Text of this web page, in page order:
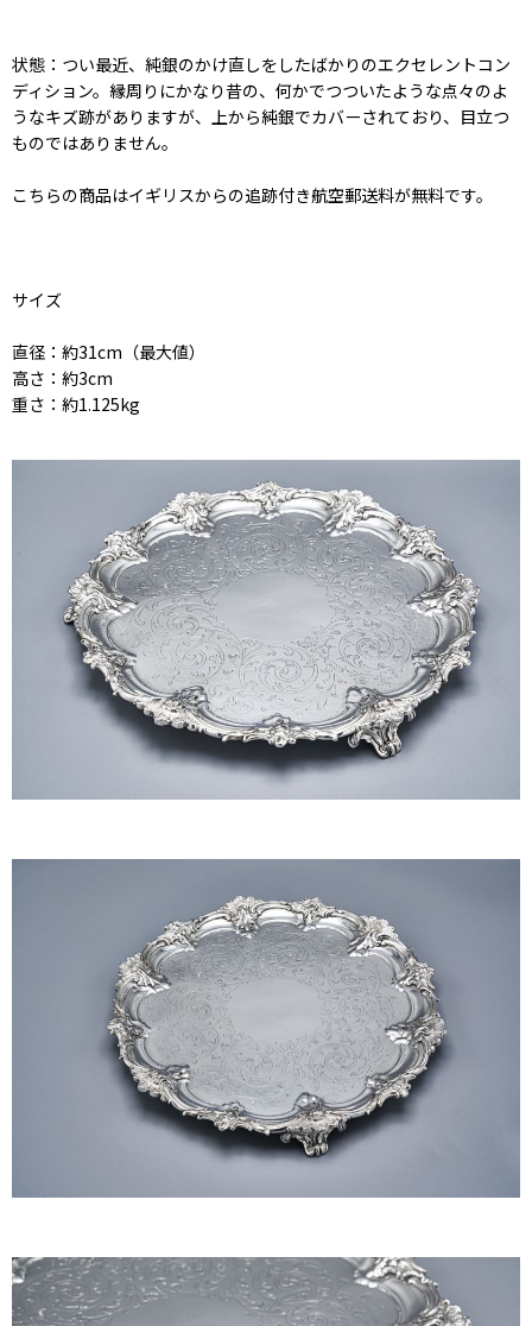
状態：つい最近、純銀のかけ直しをしたばかりのエクセレントコン
ディション。縁周りにかなり昔の、何かでつついたような点々のよ
うなキズ跡がありますが、上から純銀でカバーされており、目立つ
ものではありません。
こちらの商品はイギリスからの追跡付き航空郵送料が無料です。
サイズ
直径：約31cm（最大値）
高さ：約3cm
重さ：約1.125kg